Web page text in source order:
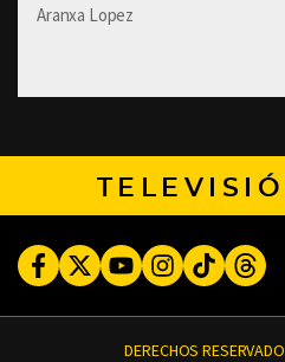
Aranxa Lopez
FacebookTwitterYoutubeInstagram
TikTok
DERECHOS